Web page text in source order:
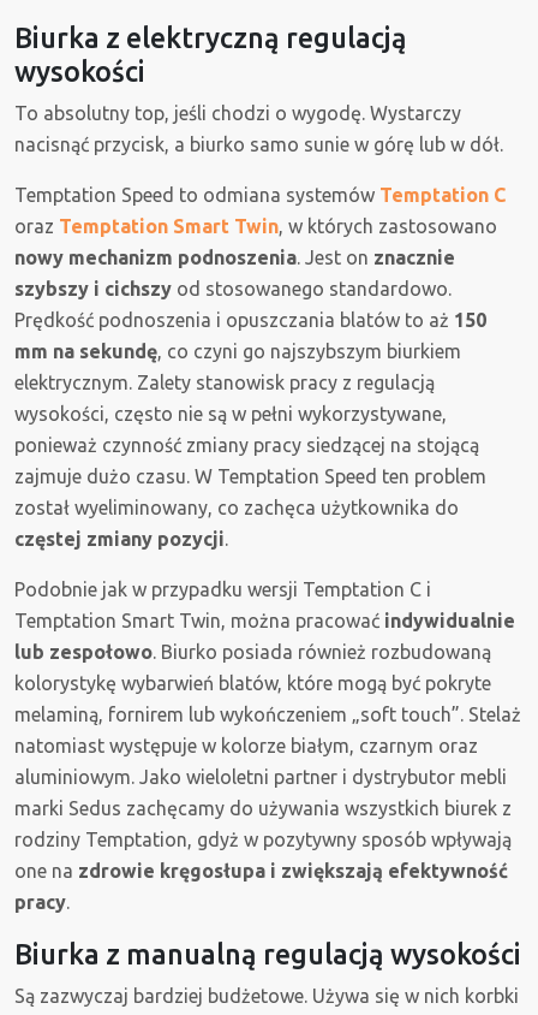
Biurka z elektryczną regulacją
wysokości
To absolutny top, jeśli chodzi o wygodę. Wystarczy
nacisnąć przycisk, a biurko samo sunie w górę lub w dół.
Temptation Speed to odmiana systemów Temptation C
oraz Temptation Smart Twin, w których zastosowano
nowy mechanizm podnoszenia. Jest on znacznie
szybszy i cichszy od stosowanego standardowo.
Prędkość podnoszenia i opuszczania blatów to aż 150
mm na sekundę, co czyni go najszybszym biurkiem
elektrycznym. Zalety stanowisk pracy z regulacją
wysokości, często nie są w pełni wykorzystywane,
ponieważ czynność zmiany pracy siedzącej na stojącą
zajmuje dużo czasu. W Temptation Speed ten problem
został wyeliminowany, co zachęca użytkownika do
częstej zmiany pozycji.
Podobnie jak w przypadku wersji Temptation C i
Temptation Smart Twin, można pracować indywidualnie
lub zespołowo. Biurko posiada również rozbudowaną
kolorystykę wybarwień blatów, które mogą być pokryte
melaminą, fornirem lub wykończeniem „soft touch”. Stelaż
natomiast występuje w kolorze białym, czarnym oraz
aluminiowym. Jako wieloletni partner i dystrybutor mebli
marki Sedus zachęcamy do używania wszystkich biurek z
rodziny Temptation, gdyż w pozytywny sposób wpływają
one na zdrowie kręgosłupa i zwiększają efektywność
pracy.
Biurka z manualną regulacją wysokości
Są zazwyczaj bardziej budżetowe. Używa się w nich korbki